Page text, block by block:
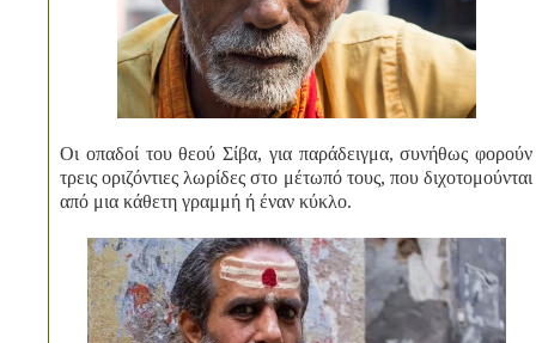
Οι οπαδοί του θεού Σίβα, για παράδειγμα, συνήθως φορούν
τρεις οριζόντιες λωρίδες στο μέτωπό τους, που διχοτομούνται
από μια κάθετη γραμμή ή έναν κύκλο.